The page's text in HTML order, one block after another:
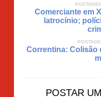
Comerciante em
latrocínio;
Correntina: Colisão
POSTAR